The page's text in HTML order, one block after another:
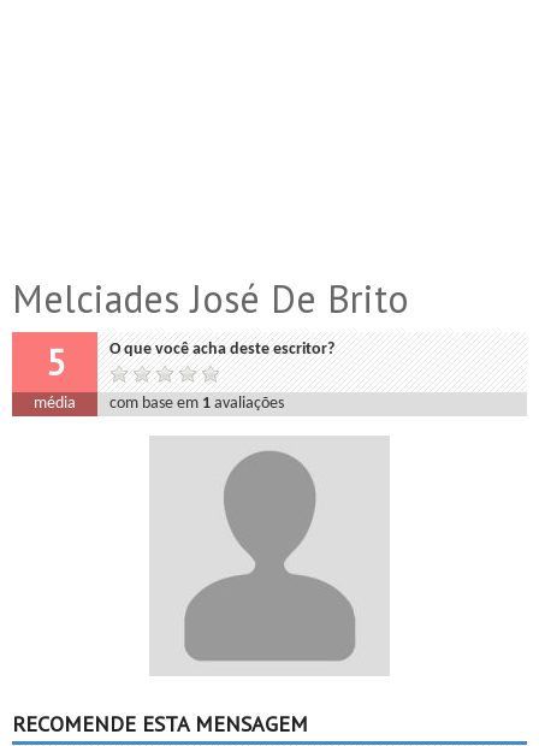
Melciades José De Brito
5 O que você acha deste escritor?
média com base em 1 avaliações
RECOMENDE ESTA MENSAGEM